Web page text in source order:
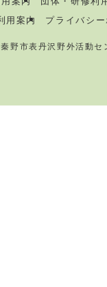
用案内
プライバシ
秦野市表丹沢野外活動セ